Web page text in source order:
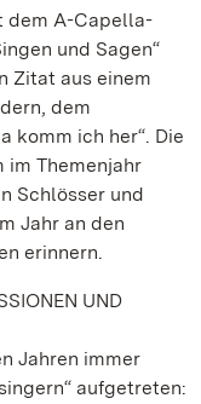
dem A-Capella-
und Sagen“
Zitat aus einem
dem
komm ich her“. Die
im Themenjahr
Schlösser und
Jahr an den
erinnern.
UND
Jahren immer
aufgetreten: